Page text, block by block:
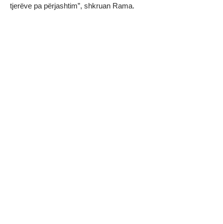
tjerëve pa përjashtim”, shkruan Rama.